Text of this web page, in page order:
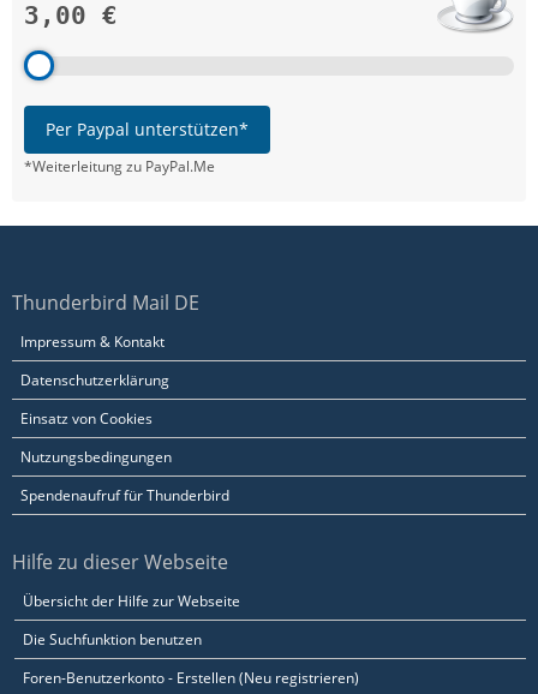
3,00 €
Per Paypal unterstützen*
*Weiterleitung zu PayPal.Me
Thunderbird Mail DE
Impressum & Kontakt
Datenschutzerklärung
Einsatz von Cookies
Nutzungsbedingungen
Spendenaufruf für Thunderbird
Hilfe zu dieser Webseite
Übersicht der Hilfe zur Webseite
Die Suchfunktion benutzen
Foren-Benutzerkonto - Erstellen (Neu registrieren)